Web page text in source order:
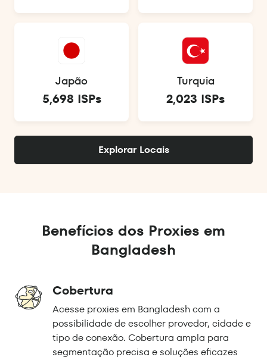
Japão
5,698 ISPs
Turquia
2,023 ISPs
Explorar Locais
Benefícios dos Proxies em
Bangladesh
Cobertura
Acesse proxies em Bangladesh com a
possibilidade de escolher provedor, cidade e
tipo de conexão. Cobertura ampla para
segmentação precisa e soluções eficazes